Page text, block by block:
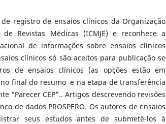
registro de ensaios clínicos da Organização
Revistas Médicas (ICMJE) e reconhece a
de informações sobre ensaios clínicos
clínicos só são aceitos para publicação se
de ensaios clínicos (as opções estão em
final do resumo e na etapa de transferência
“Parecer CEP”.. Artigos descrevendo revisões
de dados PROSPERO. Os autores de ensaios
seus estudos antes de submetê-los à